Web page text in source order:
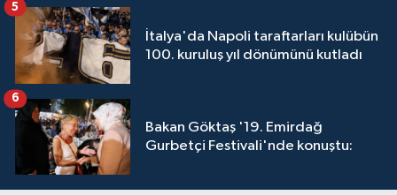
İtalya'da Napoli taraftarları kulübün
100. kuruluş yıl dönümünü kutladı
5
Bakan Göktaş '19. Emirdağ
Gurbetçi Festivali'nde konuştu:
6